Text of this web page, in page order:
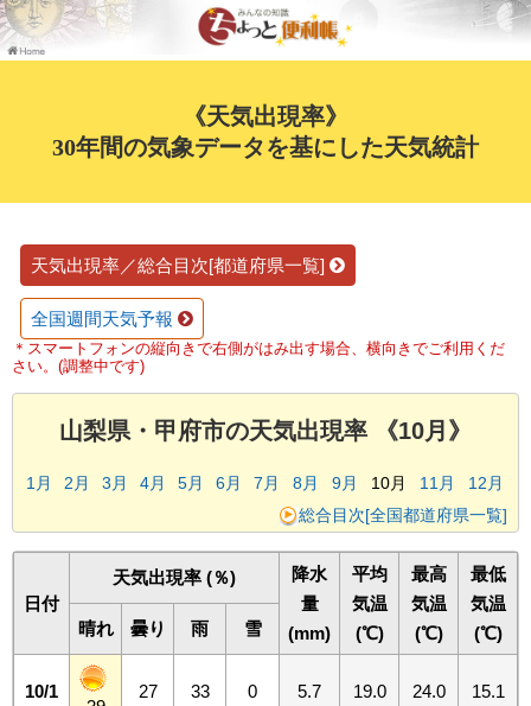
《天気出現率》
30年間の気象データを基にした天気統計
天気出現率／総合目次[都道府県一覧]
全国週間天気予報
＊スマートフォンの縦向きで右側がはみ出す場合、横向きでご利用くだ
さい。(調整中です)
山梨県・甲府市の天気出現率 《10月》
1月 2月 3月 4月 5月 6月 7月 8月 9月 10月 11月
12月
総合目次[全国都道府県一覧]
日付
天気出現率 (％)
降水
量
(mm)
平均
気温
(℃)
最高
気温
(℃)
最低
気温
(℃)
晴れ 曇り 雨 雪
10/1 27 33 0 5.7 19.0 24.0 15.1